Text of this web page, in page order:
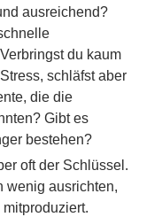
ausreichend?
du kaum
schläfst aber
die die
Gibt es
bestehen?
oft der Schlüssel.
wenig ausrichten,